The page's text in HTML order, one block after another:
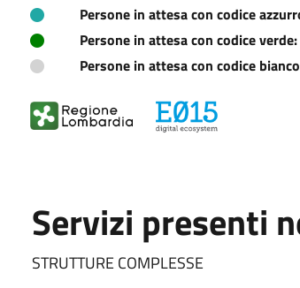
Persone in attesa con codice
Persone in attesa con codice verde:
Persone in attesa con codice
Servizi presenti
STRUTTURE COMPLESSE